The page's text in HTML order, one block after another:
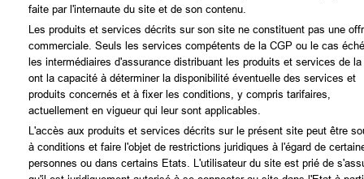
faite par l'internaute du site et de son contenu.
Les produits et services décrits sur son site ne constituent pas une
commerciale. Seuls les services compétents de la CGP ou le cas
les intermédiaires d'assurance distribuant les produits et services de la
ont la capacité à déterminer la disponibilité éventuelle des services et
produits concernés et à fixer les conditions, y compris tarifaires,
actuellement en vigueur qui leur sont applicables.
L'accès aux produits et services décrits sur le présent site peut être
à conditions et faire l'objet de restrictions juridiques à l'égard de
personnes ou dans certains Etats. L'utilisateur du site est prié de